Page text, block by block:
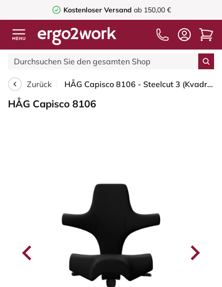
Kostenloser Versand ab 150,00 €
Zurück HÅG Capisco 8106 - Steelcut 3 (Kvadrat) - Wolle / Polyamid - STT190 - Black - Schwarz - 200 mm (Sitzhöhe 46-64cm) - Bodengleiter
HÅG Capisco 8106